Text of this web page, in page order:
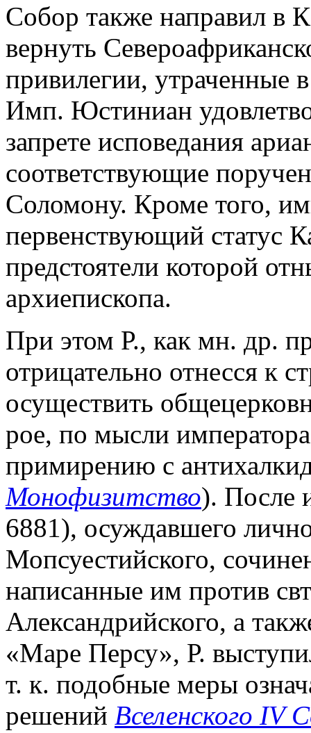
Собор также направил в
вернуть
привилегии, утраченные
Имп. Юстиниан
запрете исповедания
соответствующие
Соломону. Кроме того,
первенствующий статус
предстоятели которой
архиепископа.
При этом Р., как мн. др.
отрицательно отнесся к
осуществить
рое, по мысли
примирению с
Монофизитство). После
6881), осуждавшего
Мопсуестийского,
написанные им против
Александрийского, а
«Маре Персу», Р.
т. к. подобные меры
решений Вселенского IV